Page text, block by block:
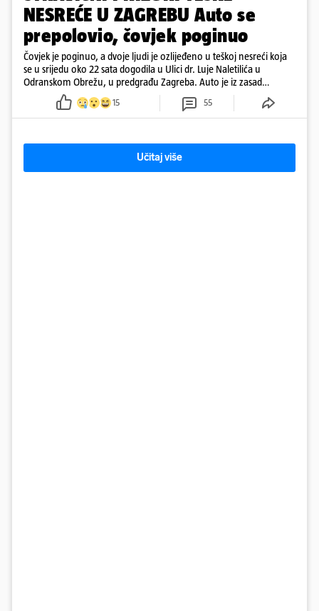
NESREĆE U ZAGREBU Auto se
prepolovio, čovjek poginuo
Čovjek je poginuo, a dvoje ljudi je ozlijeđeno u teškoj nesreći koja
se u srijedu oko 22 sata dogodila u Ulici dr. Luje Naletilića u
Odranskom Obrežu, u predgrađu Zagreba. Auto je iz zasad
neutvrđenih razloga sletio s kolnika, a od siline udara vozilo se
prepolovilo.
15 55
Učitaj više